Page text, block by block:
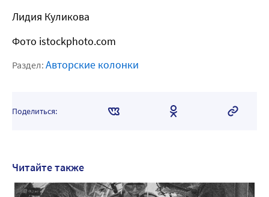
Лидия Куликова
Фото istockphoto.com
Раздел: Авторские колонки
Поделиться:
Читайте также